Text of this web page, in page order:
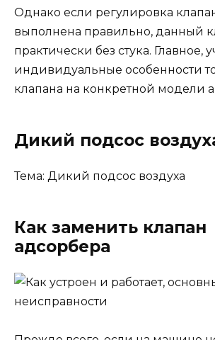
Однако если регулировка
выполнена правильно, данный
практически без стука. Главное,
индивидуальные особенности
клапана на конкретной модели
Дикий подсос
Тема: Дикий подсос воздуха
Как заменить клапан
адсорбера